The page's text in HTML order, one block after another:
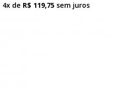
4x de R$ 119,75 sem juros